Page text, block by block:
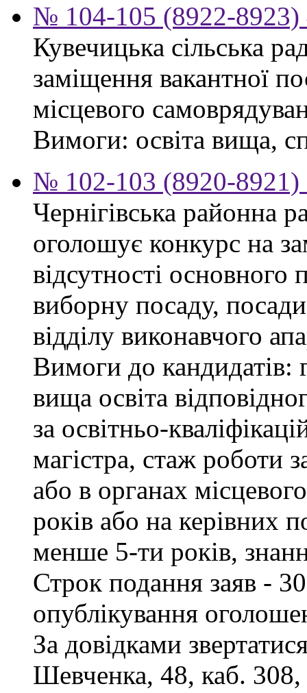
№ 104-105 (8922-8923)
Кувечицька сільська
заміщення вакантної
місцевого
Вимоги: освіта вища,
№ 102-103 (8920-8921)
Чернігівська районна
оголошує конкурс на
відсутності основного
виборну посаду,
відділу виконавчого
Вимоги до кандидатів:
вища освіта
за освітньо-
магістра, стаж роботи
або в органах
років або на керівних
менше 5-ти років,
Строк подання заяв -
опублікування
За довідками
Шевченка, 48, каб.